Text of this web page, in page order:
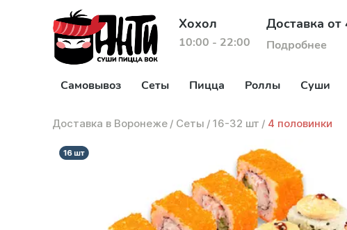
Хохол
10:00 - 22:00
Доставка от
Подробнее
Самовывоз Сеты Пицца Роллы Суши
Доставка в Воронеже / Сеты / 16-32 шт / 4 половинки